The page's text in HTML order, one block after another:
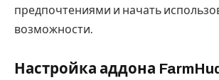
предпочтениями и начать
возможности.
Настройка аддона